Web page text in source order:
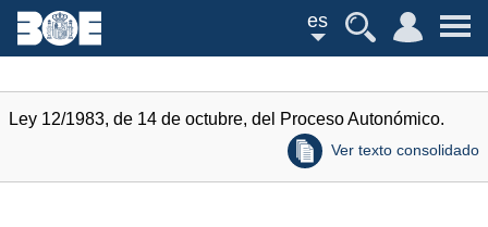
es
Ley 12/1983, de 14 de octubre, del Proceso Autonómico.
Ver texto consolidado